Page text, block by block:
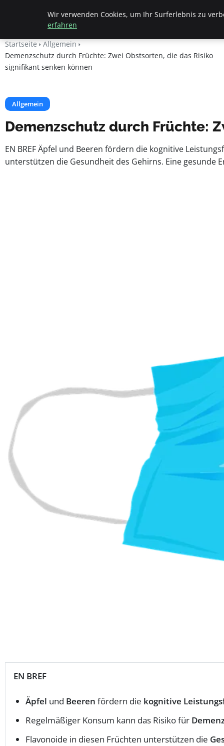
Beyond Surface
Startseite
Allgemein
Demenzschutz durch Früchte: Zwei Obstsorten, die das Risiko
signifikant senken können
Allgemein
Demenzschutz durch Früchte:
EN BREF Äpfel und Beeren fördern die kognitive
unterstützen die Gesundheit des Gehirns. Eine gesunde
EN BREF
Äpfel und Beeren fördern die kognitive
Regelmäßiger Konsum kann das Risiko für
Flavonoide in diesen Früchten unterstützen die
Wir verwenden Cookies, um Ihr Surferlebnis zu
erfahren